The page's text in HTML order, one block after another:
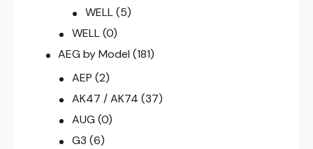
WELL (5)
WELL (0)
AEG by Model (181)
AEP (2)
AK47 / AK74 (37)
AUG (0)
G3 (6)